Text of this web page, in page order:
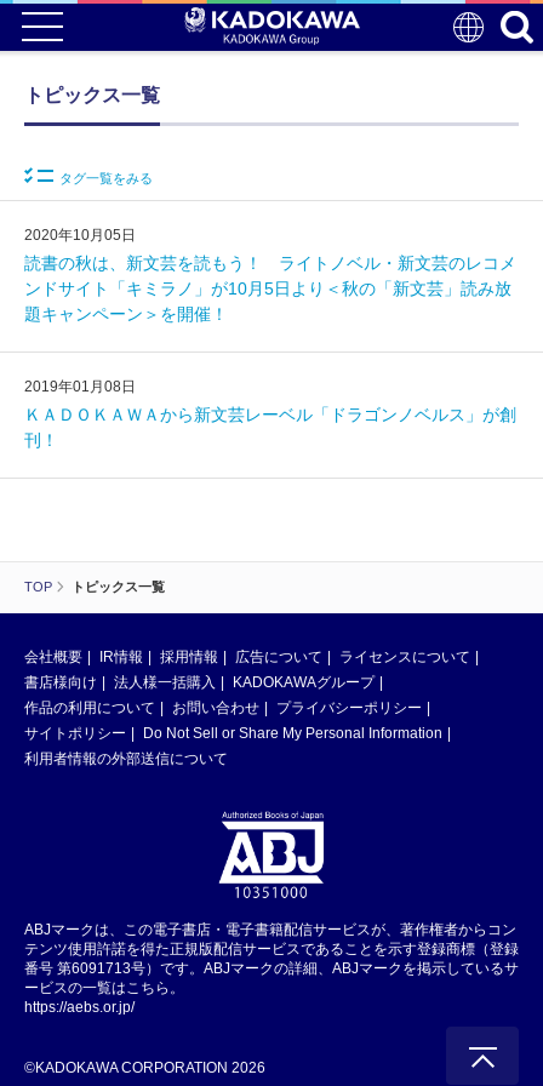
TOP トピックス一覧
トピックス一覧
タグ一覧をみる
2020年10月05日
読書の秋は、新文芸を読もう！ ライトノベル・新文芸のレコメ
ンドサイト「キミラノ」が10月5日より＜秋の「新文芸」読み放
題キャンペーン＞を開催！
2019年01月08日
ＫＡＤＯＫＡＷＡから新文芸レーベル「ドラゴンノベルス」が創
刊！
会社概要 IR情報 採用情報 広告について
ライセンスについて
書店様向け
法人様一括購入
KADOKAWAグループ
作品の利用について
お問い合わせ
プライバシーポリシー
サイトポリシー
Do Not Sell or Share My Personal Information
利用者情報の外部送信について
ABJマークは、この電子書店・電子書籍配信サービスが、著作権者からコン
テンツ使用許諾を得た正規版配信サービスであることを示す登録商標（登録
番号 第6091713号）です。ABJマークの詳細、ABJマークを掲示しているサ
ービスの一覧はこちら。
https://aebs.or.jp/
©KADOKAWA CORPORATION 2026